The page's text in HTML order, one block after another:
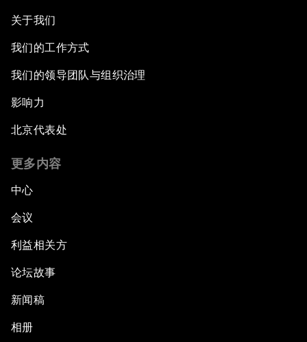
关于我们
我们的工作方式
我们的领导团队与组织治理
影响力
北京代表处
更多内容
中心
会议
利益相关方
论坛故事
新闻稿
相册